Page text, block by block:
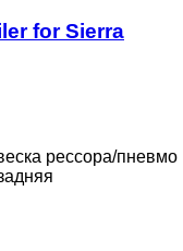
for Sierra
рессора/пневмо